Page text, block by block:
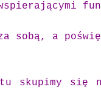
sobą, a
skupimy się